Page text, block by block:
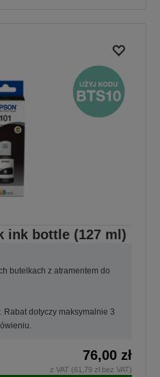
ink bottle (127 ml)
butelkach z atramentem do
Rabat dotyczy maksymalnie 3
76,00 zł
z VAT (61,79 zł bez VAT)